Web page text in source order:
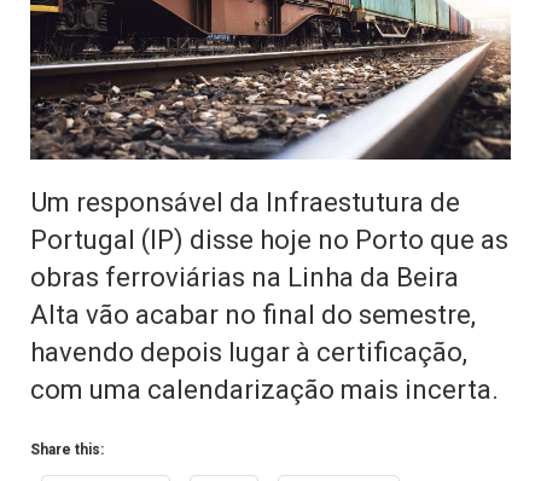
Um responsável da Infraestutura de
Portugal (IP) disse hoje no Porto que as
obras ferroviárias na Linha da Beira
Alta vão acabar no final do semestre,
havendo depois lugar à certificação,
com uma calendarização mais incerta.
Share this: